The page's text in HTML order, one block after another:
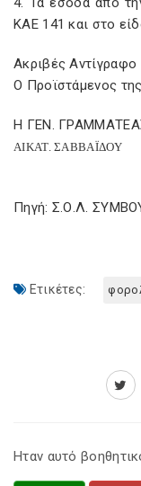
ΚΑΕ 141 και στο
Ακριβές Αντίγραφο
Ο Προϊστάμενος
Η ΓΕΝ.
ΑΙΚΑΤ. ΣΑΒΒΑΪΔΟΥ
Πηγή: Σ.Ο.Λ.
Ετικέτες:
Ηταν αυτό